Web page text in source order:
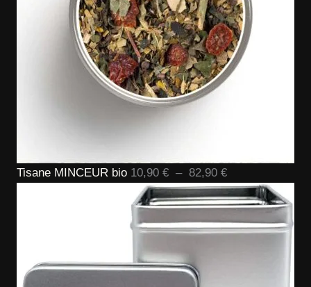
Tisane MINCEUR bio 10,90 € – 82,90 €Plage
de
prix :
10,90 €